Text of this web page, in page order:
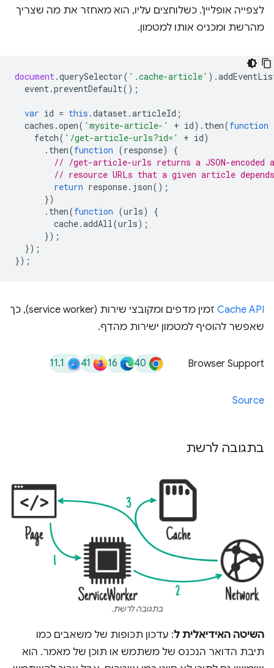
לצפייה אופליין'. כשלוחצים עליו, הוא מאחזר את מה שצריך
מהרשת ומכניס אותו למטמון.
document .querySelector( '.cache-article' ).
event .preventDefault();
var id = this .dataset .articleId ;
caches .open( 'mysite-article-' + id). then(function
fetch( '/get-article-urls?id=' + id)
. then(function (response)
{
// /get-article-urls returns a JSON-encoded
// resource URLs that a given article
return response. json();
})
. then(function (urls)
{
cache.addAll (urls);
});
});
});
Cache API
זמין מדפים ומקובצי שירות (service worker), כך
שאפשר להוסיף למטמון ישירות מהדף.
Browser Support
40
16
41
11.1
Source
בתגובה לרשת
בתגובה לרשת.
השיטה האידיאלית ל: עדכון תכופות של משאבים כמו
תיבת הדואר הנכנס של משתמש או תוכן של מאמר. הוא